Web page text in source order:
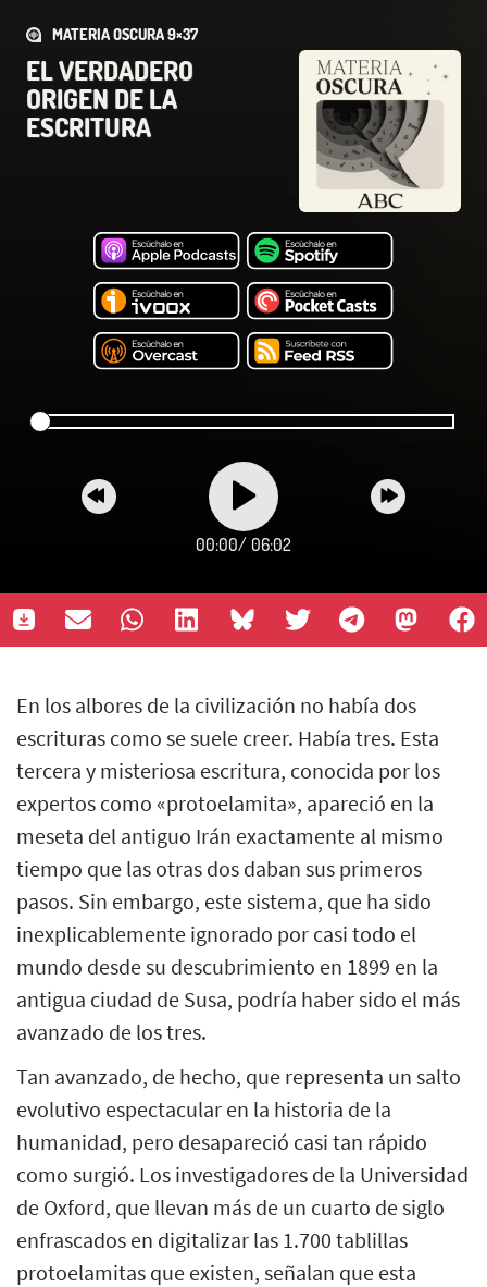
MATERIA OSCURA 9×37
EL VERDADERO
ORIGEN DE LA
ESCRITURA
00:00/ 06:02
En los albores de la civilización no había dos
escrituras como se suele creer. Había tres. Esta
tercera y misteriosa escritura, conocida por los
expertos como «protoelamita», apareció en la
meseta del antiguo Irán exactamente al mismo
tiempo que las otras dos daban sus primeros
pasos. Sin embargo, este sistema, que ha sido
inexplicablemente ignorado por casi todo el
mundo desde su descubrimiento en 1899 en la
antigua ciudad de Susa, podría haber sido el más
avanzado de los tres.
Tan avanzado, de hecho, que representa un salto
evolutivo espectacular en la historia de la
humanidad, pero desapareció casi tan rápido
como surgió. Los investigadores de la Universidad
de Oxford, que llevan más de un cuarto de siglo
enfrascados en digitalizar las 1.700 tablillas
protoelamitas que existen, señalan que esta